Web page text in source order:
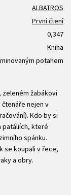
ALBATROS
První čtení
0,347
Kniha
potahem
zeleném žabákovi
nejen v
Kdo by si
patáliích, které
spánku.
se koupali v řece,
a obry.